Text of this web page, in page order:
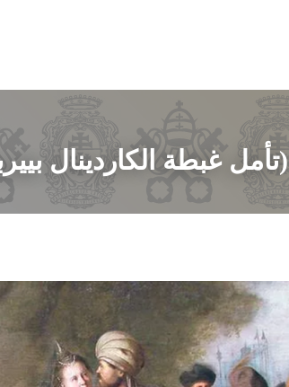
(تأمل غبطة الكاردينال